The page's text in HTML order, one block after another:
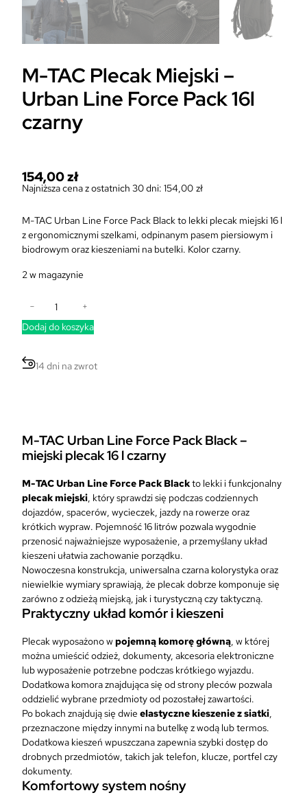
M-TAC Plecak Miejski –
Urban Line Force Pack 16l
czarny
154,00zł
Najniższa cena z ostatnich 30 dni: 154,00 zł
M-TAC Urban Line Force Pack Black to lekki plecak miejski 16 l
z ergonomicznymi szelkami, odpinanym pasem piersiowym i
biodrowym oraz kieszeniami na butelki. Kolor czarny.
2 w magazynie
o
ć
M
P
l
c
a
k
M
i
e
j
s
k
i
U
r
b
a
n
L
i
n
e
F
o
− +
Dodaj do koszyka
14 dni na zwrot
M-TAC Urban Line Force Pack Black –
miejski plecak 16 lczarny
M-TAC Urban Line Force Pack Blackto lekki i funkcjonalny
plecak miejski, który sprawdzi się podczas codziennych
dojazdów, spacerów, wycieczek, jazdy na rowerze oraz
krótkich wypraw. Pojemność 16 litrów pozwala wygodnie
przenosić najważniejsze wyposażenie, a przemyślany układ
kieszeni ułatwia zachowanie porządku.
Nowoczesna konstrukcja, uniwersalna czarna kolorystyka oraz
niewielkie wymiary sprawiają, że plecak dobrze komponuje się
zarówno z odzieżą miejską, jak i turystyczną czy taktyczną.
Praktyczny układ komór i kieszeni
Plecak wyposażono wpojemną komorę główną , w której
można umieścić odzież, dokumenty, akcesoria elektroniczne
lub wyposażenie potrzebne podczas krótkiego wyjazdu.
Dodatkowa komora znajdująca się od strony pleców pozwala
oddzielić wybrane przedmioty od pozostałej zawartości.
Po bokach znajdują się dwie elastyczne kieszenie z siatki
przeznaczone między innymi na butelkę z wodą lub termos.
Dodatkowa kieszeń wpuszczana zapewnia szybki dostęp do
drobnych przedmiotów, takich jak telefon, klucze, portfel czy
dokumenty.
Komfortowy system nośny